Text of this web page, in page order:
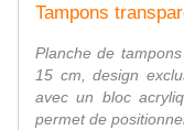
Tampons
Planche de
15 cm, design
avec un bloc
permet de